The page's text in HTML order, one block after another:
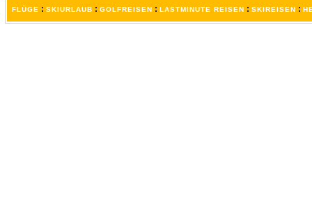
FLÜGE : SKIURLAUB : GOLFREISEN : LASTMINUTE REISEN : SKIREISEN :